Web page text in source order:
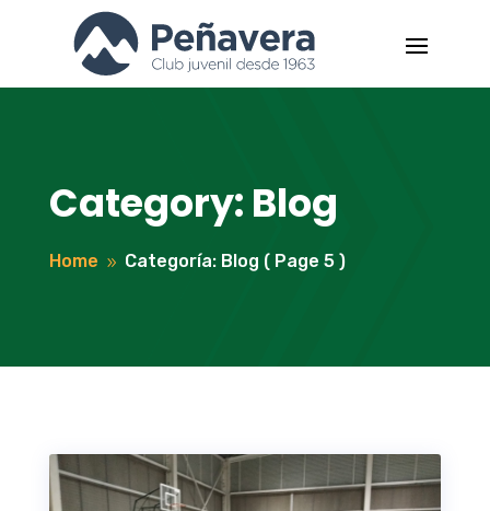
Category: Blog
Home 9 Categoría: Blog ( Page 5 )